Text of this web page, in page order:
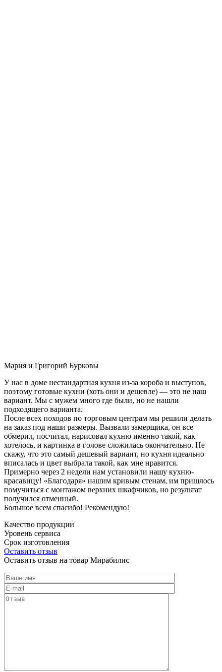
Мария и Григорий Бурковы
У нас в доме нестандартная кухня из-за короба и выступов,
поэтому готовые кухни (хоть они и дешевле) — это не наш
вариант. Мы с мужем много где были, но не нашли
подходящего варианта.
После всех походов по торговым центрам мы решили делать
на заказ под наши размеры. Вызвали замерщика, он все
обмерил, посчитал, нарисовал кухню именно такой, как
хотелось, и картинка в голове сложилась окончательно. Не
скажу, что это самый дешевый вариант, но кухня идеально
вписалась и цвет выбрала такой, как мне нравится.
Примерно через 2 недели нам установили нашу кухню-
красавицу! «Благодаря» нашим кривым стенам, им пришлось
помучиться с монтажом верхних шкафчиков, но результат
получился отменный.
Большое всем спасибо! Рекомендую!
Качество продукции
Уровень сервиса
Срок изготовления
Оставить отзыв
Оставить отзыв на товар Мирабилис